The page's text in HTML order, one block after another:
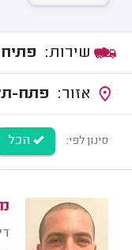
פתח-
סינון לפי: הכל